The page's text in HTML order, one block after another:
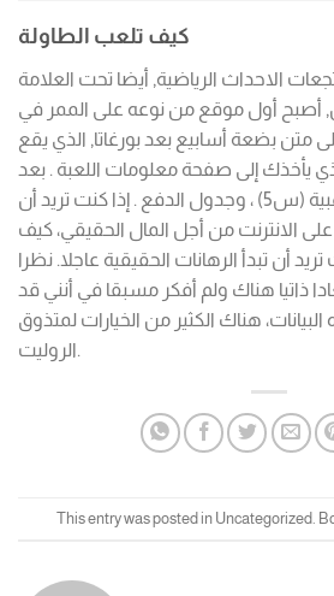
كيف تلعب الطاولة
الاحداث الرياضية, أيضا تحت العلامة
أصبح أول موقع من نوعه على الممر في
على متن بضعة أسابيع بعد بورغاتا, الذي يقع
يأخذك إلى صفحة معلومات اللعبة . بعد
ذلك تأتي البيضة الذهبية (س5) ، وجدول الدفع . إذا كنت تريد أن
الانترنت من أجل المال الحقيقي، كيف
أن تبدأ الرهانات الحقيقية عاجلا. نظرا
ذاتيا هناك ولم أفكر مسبقا في أنني قد
هناك الكثير من الخيارات لمتذوق
الروليت.
This entry was posted in Uncategorized.